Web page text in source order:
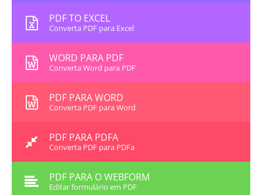
PDF TO EXCEL
Converta PDF para Excel
WORD PARA PDF
Converta Word para PDF
PDF PARA WORD
Converta PDF para Word
PDF PARA PDFA
Converta PDF para PDFa
PDF PARA O WEBFORM
Editar formulário em PDF